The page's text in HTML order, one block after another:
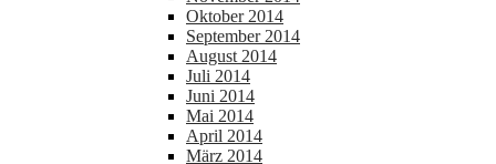
Oktober 2014
September 2014
August 2014
Juli 2014
Juni 2014
Mai 2014
April 2014
März 2014